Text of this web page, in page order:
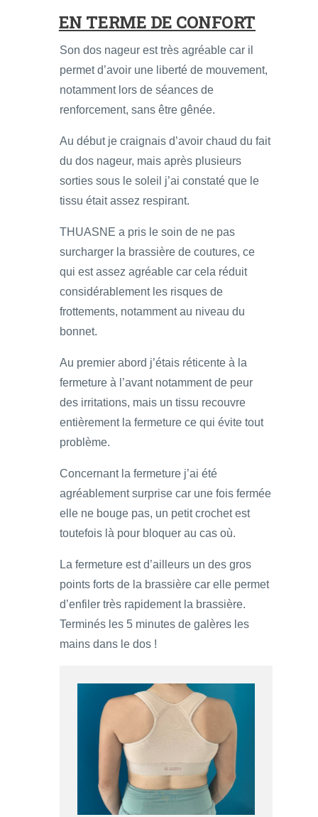
EN TERME DE CONFORT
Son dos nageur est très agréable car il
permet d’avoir une liberté de mouvement,
notamment lors de séances de
renforcement, sans être gênée.
Au début je craignais d’avoir chaud du fait
du dos nageur, mais après plusieurs
sorties sous le soleil j’ai constaté que le
tissu était assez respirant.
THUASNE a pris le soin de ne pas
surcharger la brassière de coutures, ce
qui est assez agréable car cela réduit
considérablement les risques de
frottements, notamment au niveau du
bonnet.
Au premier abord j’étais réticente à la
fermeture à l’avant notamment de peur
des irritations, mais un tissu recouvre
entièrement la fermeture ce qui évite tout
problème.
Concernant la fermeture j’ai été
agréablement surprise car une fois fermée
elle ne bouge pas, un petit crochet est
toutefois là pour bloquer au cas où.
La fermeture est d’ailleurs un des gros
points forts de la brassière car elle permet
d’enfiler très rapidement la brassière.
Terminés les 5 minutes de galères les
mains dans le dos !